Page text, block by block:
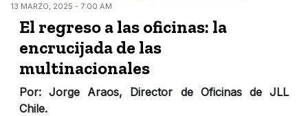
13 MARZO, 2025 - 7:00 AM
El regreso a las oficinas: la
encrucijada de las
multinacionales
Por: Jorge Araos, Director de Oficinas de JLL
Chile.